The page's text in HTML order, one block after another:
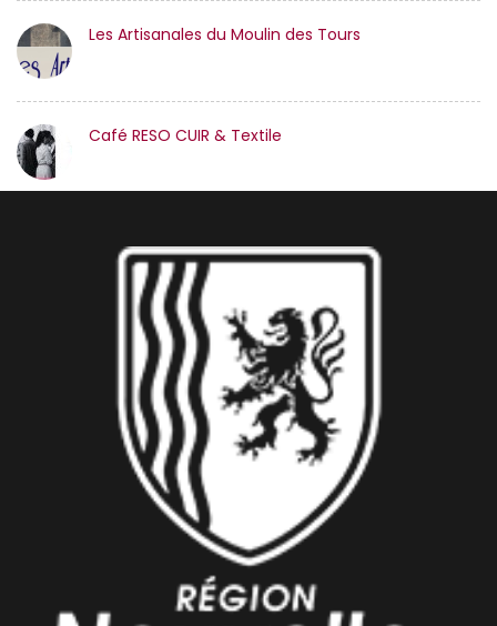
Les Artisanales du Moulin des Tours
Café RESO CUIR & Textile